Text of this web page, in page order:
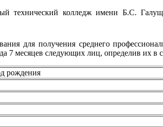
технический колледж имени Б.С.
для получения среднего
7 месяцев следующих лиц, определив их
рождения